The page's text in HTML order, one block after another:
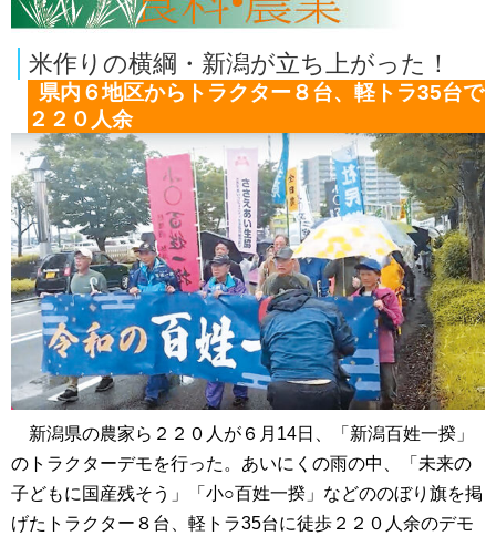
米作りの横綱・新潟が立ち上がった！
県内６地区からトラクター８台、軽トラ35台で
２２０人余
新潟県の農家ら２２０人が６月14日、「新潟百姓一揆」
のトラクターデモを行った。あいにくの雨の中、「未来の
子どもに国産残そう」「小○百姓一揆」などののぼり旗を掲
げたトラクター８台、軽トラ35台に徒歩２２０人余のデモ